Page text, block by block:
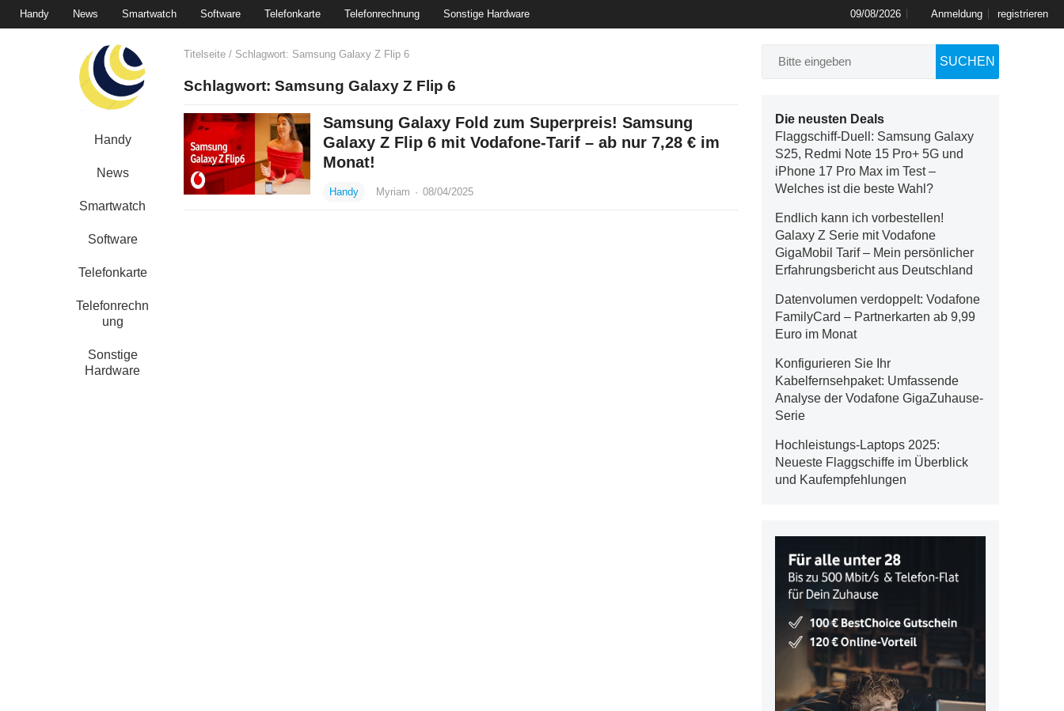
Handy News Smartwatch Software Telefonkarte Telefonrechnung Sonstige Hardware 09/08/2026 Anmeldung registrieren
Handy
News
Smartwatch
Software
Telefonkarte
Telefonrechn
ung
Sonstige
Hardware
Titelseite / Schlagwort: Samsung Galaxy Z Flip 6
Schlagwort: Samsung Galaxy Z Flip 6
Samsung Galaxy Fold zum Superpreis! Samsung
Galaxy Z Flip 6 mit Vodafone-Tarif – ab nur 7,28 € im
Monat!
Handy Myriam · 08/04/2025
SUCHEN
Die neusten Deals
Flaggschiff-Duell: Samsung Galaxy
S25, Redmi Note 15 Pro+ 5G und
iPhone 17 Pro Max im Test –
Welches ist die beste Wahl?
Endlich kann ich vorbestellen!
Galaxy Z Serie mit Vodafone
GigaMobil Tarif – Mein persönlicher
Erfahrungsbericht aus Deutschland
Datenvolumen verdoppelt: Vodafone
FamilyCard – Partnerkarten ab 9,99
Euro im Monat
Konfigurieren Sie Ihr
Kabelfernsehpaket: Umfassende
Analyse der Vodafone GigaZuhause-
Serie
Hochleistungs-Laptops 2025:
Neueste Flaggschiffe im Überblick
und Kaufempfehlungen